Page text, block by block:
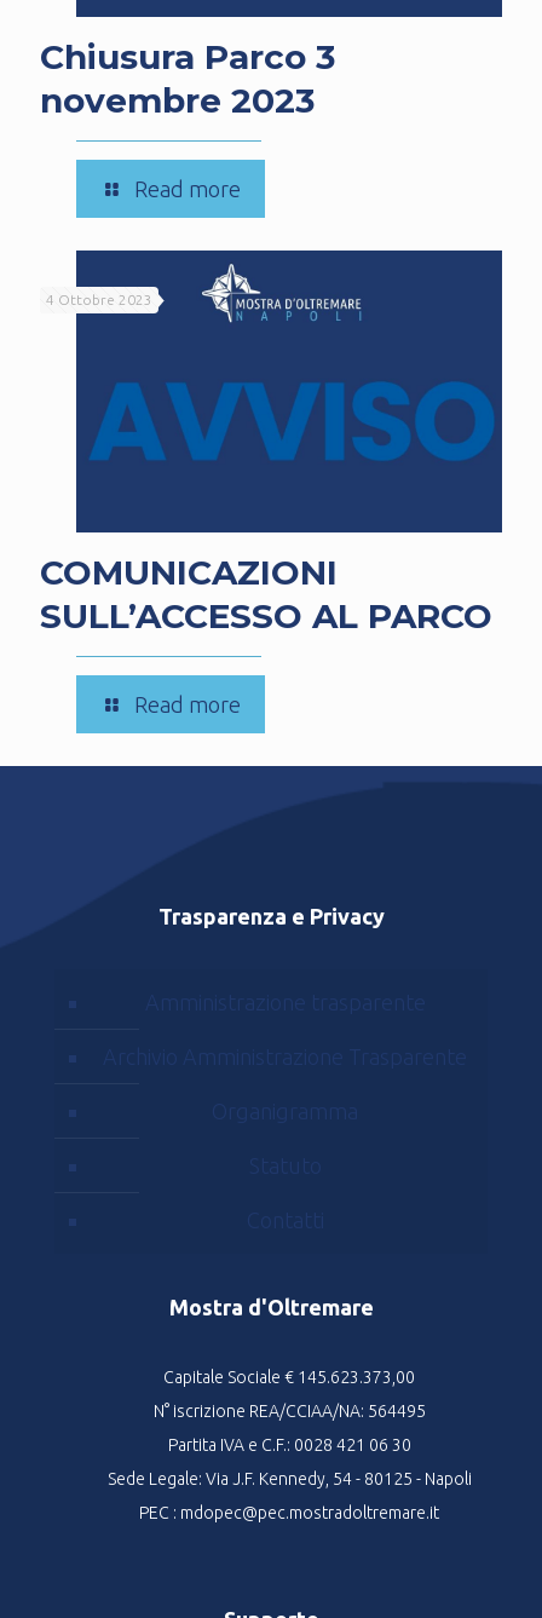
Chiusura Parco 3
novembre 2023
Read more
Chiusura
Parco
3
novembre
4 Ottobre 2023
COMUNICAZIONI
SULL’ACCESSO AL PARCO
Read more
COMUNICAZIONI
SULL’ACCESSO
Trasparenza e Privacy
Amministrazione trasparente
Archivio Amministrazione Trasparente
Organigramma
Statuto
Contatti
Mostra d'Oltremare
Capitale Sociale € 145.623.373,00
N° iscrizione REA/CCIAA/NA: 564495
Partita IVA e C.F.: 0028 421 06 30
Sede Legale: Via J.F. Kennedy, 54 - 80125 - Napoli
PEC : mdopec@pec.mostradoltremare.it